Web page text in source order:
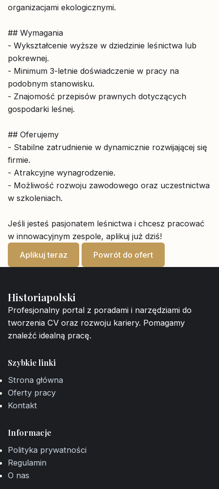
organizacjami ekologicznymi.
## Wymagania
- Wykształcenie wyższe w dziedzinie leśnictwa lub
pokrewnej.
- Minimum 3-letnie doświadczenie w pracy na
podobnym stanowisku.
- Znajomość przepisów prawnych dotyczących
gospodarki leśnej.
## Oferujemy
- Stabilne zatrudnienie w dynamicznie rozwijającej się
firmie.
- Atrakcyjne wynagrodzenie.
- Możliwość rozwoju zawodowego oraz uczestnictwa
w szkoleniach.
Jeśli jesteś pasjonatem leśnictwa i chcesz pracować
w innowacyjnym zespole, aplikuj już dziś!
Aplikuj teraz
Powrót do ofert
Historiapolski
Profesjonalny portal z poradami i narzędziami do
tworzenia CV oraz rozwoju kariery. Pomagamy
znaleźć idealną pracę.
Szybkie linki
Strona główna
Oferty pracy
Kontakt
Informacje
Polityka prywatności
Regulamin
O nas